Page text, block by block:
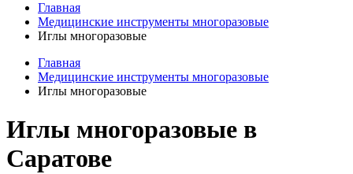
Главная
Медицинские инструменты многоразовые
Иглы многоразовые
Главная
Медицинские инструменты многоразовые
Иглы многоразовые
Иглы многоразовые в
Саратове